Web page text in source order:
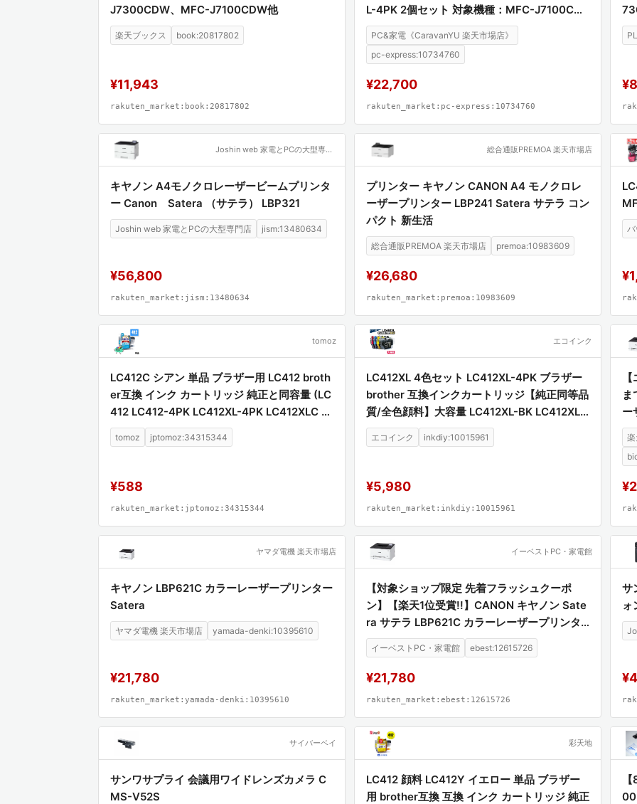
J7300CDW、MFC-J7100CDW他
楽天ブックス book:20817802
¥11,943
rakuten_market:book:20817802
L-4PK 2個セット 対象機種：MFC-J7100CD
W、MFC-J7300CDW
PC&家電《CaravanYU 楽天市場店》
pc-express:10734760
¥22,700
rakuten_market:pc-express:10734760
Joshin web 家電とPCの大型専門店
キヤノン A4モノクロレーザービームプリンタ
ー Canon Satera （サテラ） LBP321
Joshin web 家電とPCの大型専門店 jism:13480634
¥56,800
rakuten_market:jism:13480634
総合通販PREMOA 楽天市場店
プリンター キヤノン CANON A4 モノクロレ
ーザープリンター LBP241 Satera サテラ コン
パクト 新生活
総合通販PREMOA 楽天市場店 premoa:10983609
¥26,680
rakuten_market:premoa:10983609
tomoz
LC412C シアン 単品 ブラザー用 LC412 broth
er互換 インク カートリッジ 純正と同容量 (LC
412 LC412-4PK LC412XL-4PK LC412XLC M
FC-J7100CDW LC 412 MFC-J7300CDW M
FCJ7100CDW MFCJ7300CDW)
tomoz jptomoz:34315344
¥588
rakuten_market:jptomoz:34315344
エコインク
LC412XL 4色セット LC412XL-4PK ブラザー
brother 互換インクカートリッジ【純正同等品
質/全色顔料】大容量 LC412XL-BK LC412XL-
C LC412XL-M LC412XL-Y 対応プリンター M
FC-J7100CDW MFC-J7300CDW 高品質 顔
エコインク inkdiy:10015961
¥5,980
rakuten_market:inkdiy:10015961
ー
ヤマダ電機 楽天市場店
キヤノン LBP621C カラーレーザープリンター
Satera
ヤマダ電機 楽天市場店 yamada-denki:10395610
¥21,780
rakuten_market:yamada-denki:10395610
イーベストPC・家電館
【対象ショップ限定 先着フラッシュクーポ
ン】【楽天1位受賞!!】CANON キヤノン Sate
ra サテラ LBP621C カラーレーザープリンタ
ー A4対応 片面印刷モデル LBP621C
イーベストPC・家電館 ebest:12615726
¥21,780
rakuten_market:ebest:12615726
サ
ォ
サイバーベイ
サンワサプライ 会議用ワイドレンズカメラ C
MS-V52S
彩天地
LC412 顔料 LC412Y イエロー 単品 ブラザー
用 brother互換 互換 インク カートリッジ 純正
00